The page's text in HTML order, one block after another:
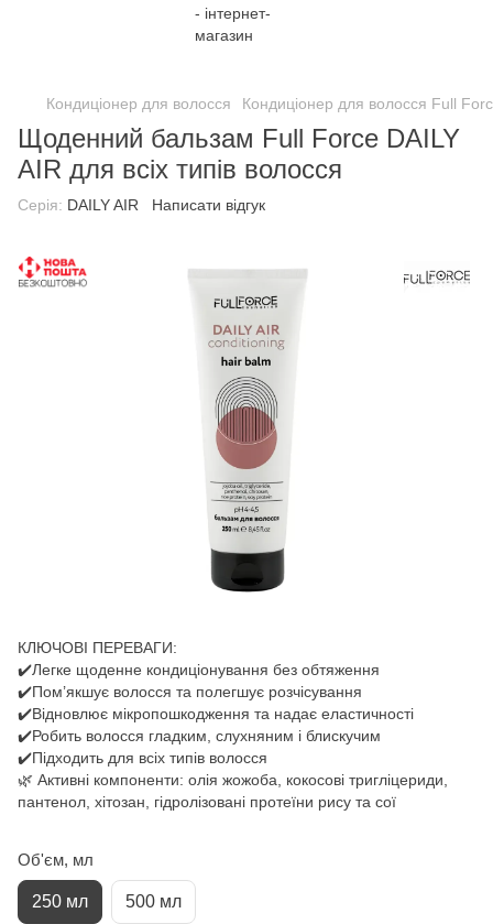
Кондиціонер для волосся Кондиціонер для волосся Full
Щоденний бальзам Full Force DAILY
AIR для всіх типів волосся
Серія: DAILY AIR Написати відгук
КЛЮЧОВІ ПЕРЕВАГИ:
✔️Легке щоденне кондиціонування без обтяження
✔️Пом’якшує волосся та полегшує розчісування
✔️Відновлює мікропошкодження та надає еластичності
✔️Робить волосся гладким, слухняним і блискучим
✔️Підходить для всіх типів волосся
🌿 Активні компоненти: олія жожоба, кокосові тригліцериди,
пантенол, хітозан, гідролізовані протеїни рису та сої
Об'єм, мл
250 мл 500 мл